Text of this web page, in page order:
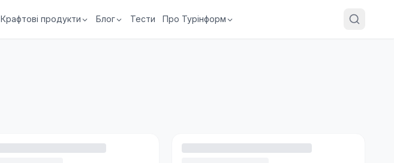
Крафтові продукти Блог Тести Про Турінформ